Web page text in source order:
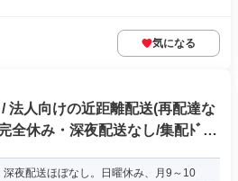
気になる
法人向けの近距離配送(再配達な
全休み・深夜配送なし/集配ﾄﾞﾗｲ
夜配送ほぼなし。日曜休み、月9～10